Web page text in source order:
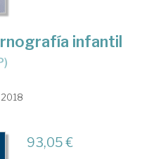
infantil
93,05 €